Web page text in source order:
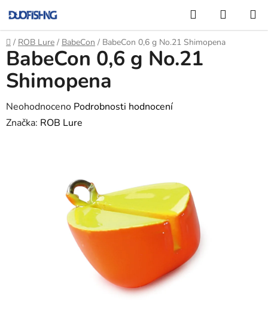
na
obsah
Hledat
KOŠÍK
Domů
/ ROB Lure / BabeCon / BabeCon 0,6 g No.21 Shimopena
BabeCon 0,6 g No.21
Shimopena
Průměrné
hodnocení
Neohodnoceno Podrobnosti hodnocení
Značka: ROB Lure